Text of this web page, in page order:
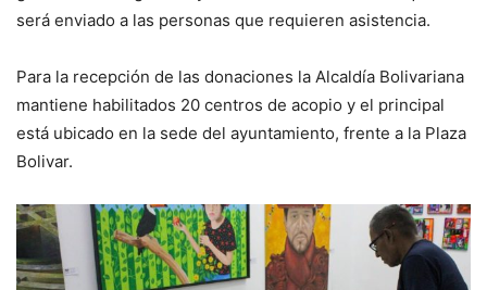
será enviado a las personas que requieren asistencia.
Para la recepción de las donaciones la Alcaldía Bolivariana
mantiene habilitados 20 centros de acopio y el principal
está ubicado en la sede del ayuntamiento, frente a la Plaza
Bolivar.